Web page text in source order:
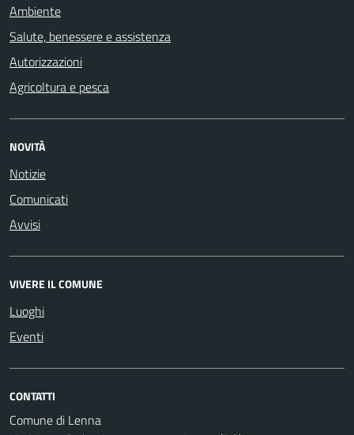
Ambiente
Salute, benessere e assistenza
Autorizzazioni
Agricoltura e pesca
NOVITÀ
Notizie
Comunicati
Avvisi
VIVERE IL COMUNE
Luoghi
Eventi
CONTATTI
Comune di Lenna